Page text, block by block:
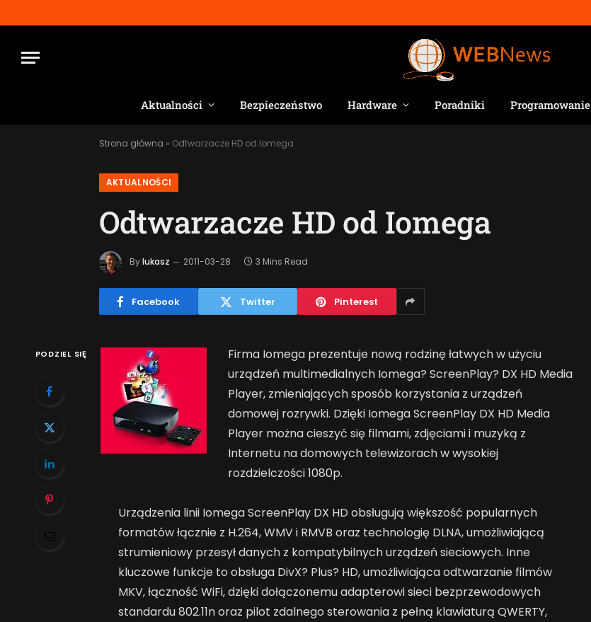
Aktualności Bezpieczeństwo Hardware Poradniki Programowanie
Strona główna » Odtwarzacze HD od Iomega
AKTUALNOŚCI
Odtwarzacze HD od Iomega
By lukasz 2011-03-28 3 Mins Read
Facebook Twitter Pinterest
PODZIEL SIĘ
Firma Iomega prezentuje nową rodzinę łatwych w użyciu
urządzeń multimedialnych Iomega? ScreenPlay? DX HD Media
Player, zmieniających sposób korzystania z urządzeń
domowej rozrywki. Dzięki Iomega ScreenPlay DX HD Media
Player można cieszyć się filmami, zdjęciami i muzyką z
Internetu na domowych telewizorach w wysokiej
rozdzielczości 1080p.
Urządzenia linii Iomega ScreenPlay DX HD obsługują większość popularnych
formatów łącznie z H.264, WMV i RMVB oraz technologię DLNA, umożliwiającą
strumieniowy przesył danych z kompatybilnych urządzeń sieciowych. Inne
kluczowe funkcje to obsługa DivX? Plus? HD, umożliwiająca odtwarzanie filmów
MKV, łączność WiFi, dzięki dołączonemu adapterowi sieci bezprzewodowych
standardu 802.11n oraz pilot zdalnego sterowania z pełną klawiaturą QWERTY,
Jak AI zmienia e-
commerce?
2026-04-27